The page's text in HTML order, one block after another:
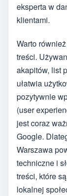
eksperta w
klientami.
Warto
treści.
akapitów, list
ułatwia
pozytywnie
(user
jest coraz
Google.
Warszawa
techniczne i
treści, które
lokalnej